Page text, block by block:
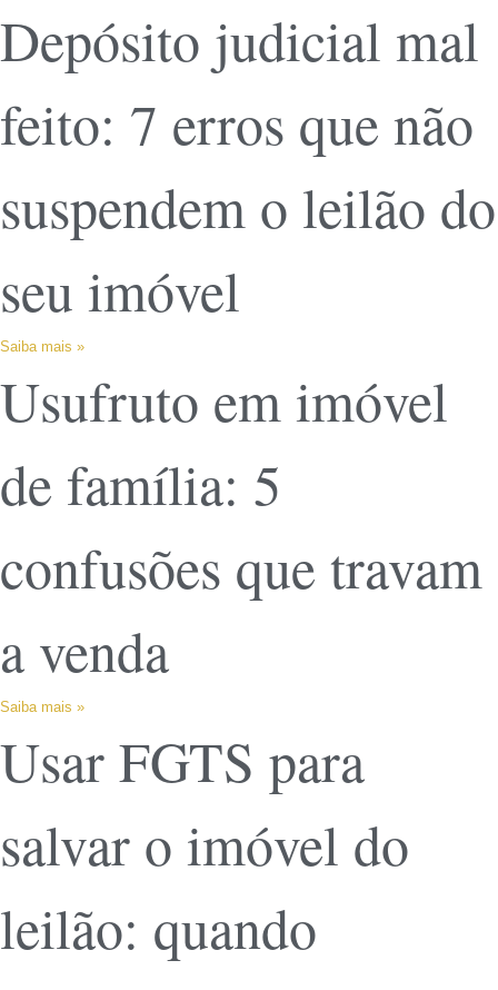
Depósito judicial mal
feito: 7 erros que não
suspendem o leilão do
seu imóvel
Saiba mais »
Usufruto em imóvel
de família: 5
confusões que travam
a venda
Saiba mais »
Usar FGTS para
salvar o imóvel do
leilão: quando